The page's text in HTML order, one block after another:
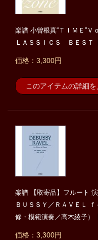
楽譜 小曽根真“ＴＩＭＥ”
ＬＡＳＳＩＣＳ ＢＥＳＴ
価格：3,300円
このアイテムの詳細を
楽譜 【取寄品】フルート
ＢＵＳＳＹ／ＲＡＶＥＬ
修・模範演奏／高木綾子）
価格：3,300円